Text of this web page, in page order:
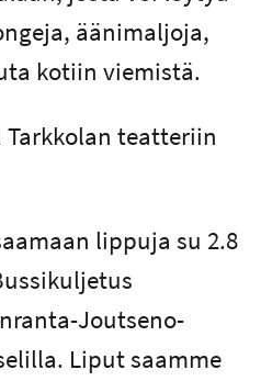
äänimaljoja,
kotiin viemistä.
Tarkkolan teatteriin
lippuja su 2.8
Joutseno-
Liput saamme